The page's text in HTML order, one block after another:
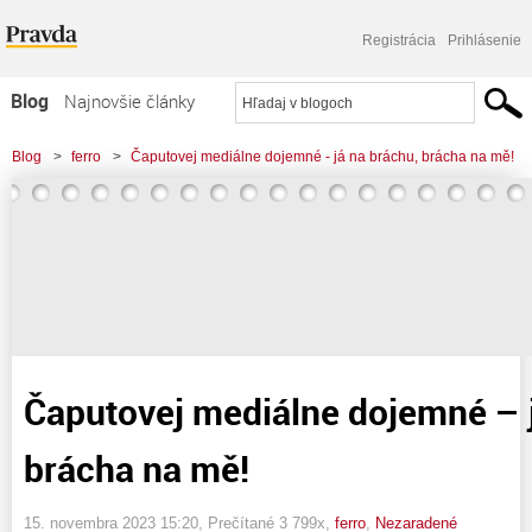
Registrácia Prihlásenie
Blog
Najnovšie články
Najčítanejšie články
Najkomentovanejšie články
Blog > ferro > Čaputovej mediálne dojemné - já na bráchu, brácha na mě!
Čaputovej mediálne dojemné –
brácha na mě!
15. novembra 2023 15:20 , Prečítané 3 799x, ferro Nezaradené